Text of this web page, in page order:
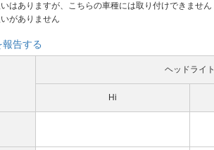
はありますが、こちらの車種には取り付けできません
がありません
告する
ヘッドライト
Hi